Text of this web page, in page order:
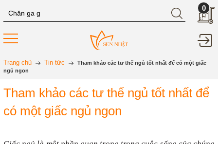
0
Trang chủ Tin tức
Tham khảo các tư thế ngủ tốt nhất để có một giấc
ngủ ngon
Tham khảo các tư thế ngủ tốt nhất để
có một giấc ngủ ngon